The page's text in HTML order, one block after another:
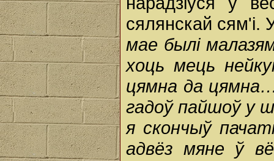
сялянскай сям'і.
мае былі
хоць мець
цямна да
гадоў пайшоў у
я скончыў
адвёз мяне ў